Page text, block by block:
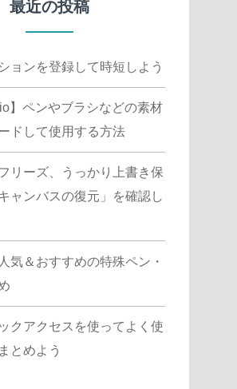
最近の投稿
ョンを登録して時短しよう
】ペンやブラシなどの素材
ドして使用する方法
リーズ、うっかり上書き保
ャンバスの復元」を確認し
気＆おすすめの特殊ペン・
クアクセスを使ってよく使
とめよう